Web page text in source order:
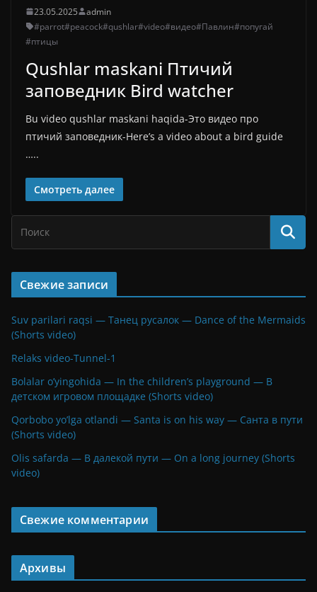
23.05.2025
admin
#parrot#peacock#qushlar#video#видео#Павлин#попугай
#птицы
Qushlar maskani Птичий
заповедник Bird watcher
Bu video qushlar maskani haqida-Это видео про
птичий заповедник-Here’s a video about a bird guide
…..
Смотреть далее
Свежие записи
Suv parilari raqsi — Танец русалок — Dance of the Mermaids
(Shorts video)
Relaks video-Tunnel-1
Bolalar o’yingohida — In the children’s playground — В
детском игровом площадке (Shorts video)
Qorbobo yo’lga otlandi — Santa is on his way — Санта в пути
(Shorts video)
Olis safarda — В далекой пути — On a long journey (Shorts
video)
Свежие комментарии
Архивы